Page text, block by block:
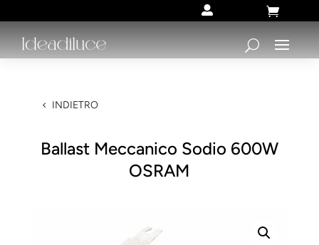
 
INDIETRO
Ballast Meccanico Sodio 600W
OSRAM